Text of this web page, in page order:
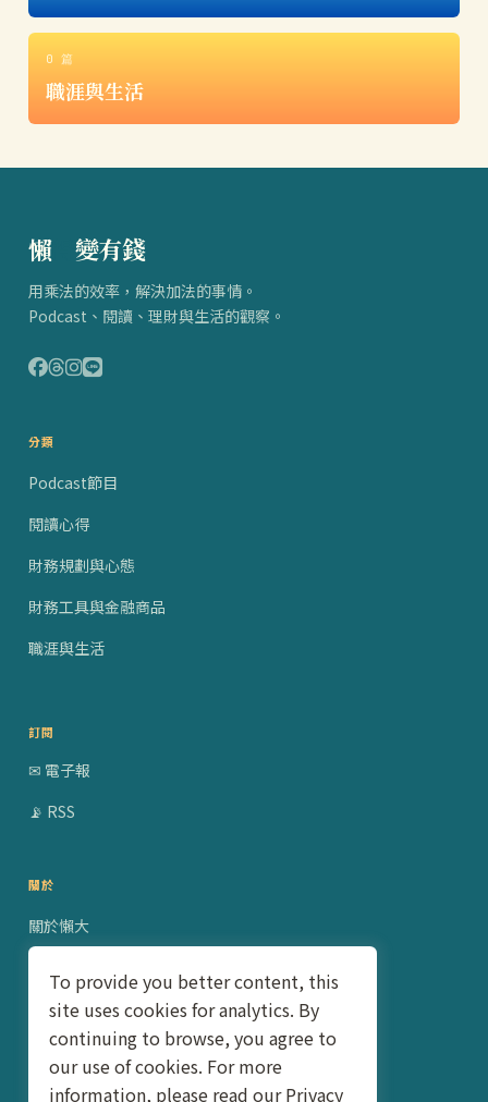
0 篇
職涯與生活
懶得 變有錢
用乘法的效率，解決加法的事情。
Podcast、閱讀、理財與生活的觀察。
分類
Podcast節目
閱讀心得
財務規劃與心態
財務工具與金融商品
職涯與生活
訂閱
✉ 電子報
📡 RSS
關於
關於懶大
隱私權政策
聯絡我
To provide you better content, this
site uses cookies for analytics. By
continuing to browse, you agree to
our use of cookies. For more
information, please read our Privacy